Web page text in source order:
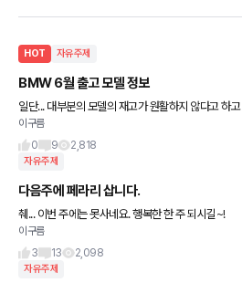
HOT 자유주제
BMW 6월 출고 모델 정보
일단... 대부분의 모델의 재고가 원활하지 않다고 하고 아래 언급된 모델들도 극소량만 입
고된다네요. 구매계획이 있으신 분들은 서두르셔야 할거 같네요. ●3천만 원 초중반대 구
매 가능 차량 1
이구름
0
9 2,818
자유주제
다음주에 페라리 삽니다.
췌... 이번 주에는 못사네요. 행복한 한 주 되시길~!
이구름
3
13 2,098
자유주제